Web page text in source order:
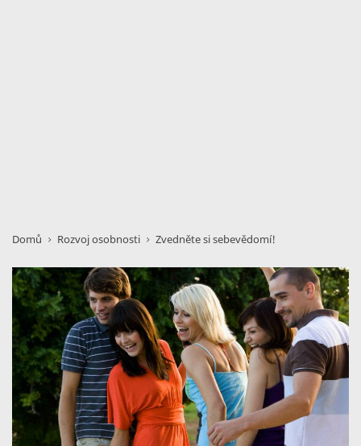
Domů Rozvoj osobnosti Zvedněte si sebevědomí!